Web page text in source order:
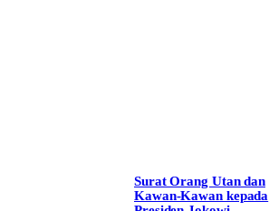
Surat Orang Utan dan
Kawan-Kawan kepada